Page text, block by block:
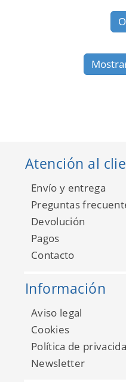
Atención al
Envío y entrega
Preguntas
Devolución
Pagos
Contacto
Información
Aviso legal
Cookies
Política de
Newsletter